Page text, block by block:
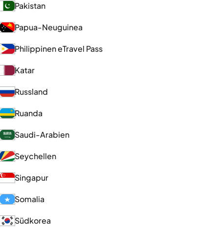
Pakistan
Papua-Neuguinea
Philippinen eTravel Pass
Katar
Russland
Ruanda
Saudi-Arabien
Seychellen
Singapur
Somalia
Südkorea